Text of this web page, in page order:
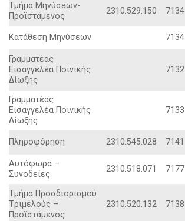
Tμήμα Mηνύσεων-
Προϊστάμενος
2310.529.150 7134
Kατάθεση Mηνύσεων 7134
Γραμματέας
Eισαγγελέα Ποινικής
Δίωξης
7132
Γραμματέας
Eισαγγελέα Ποινικής
Δίωξης
7133
Πληροφόρηση 2310.545.028 7141
Aυτόφωρα –
Συνοδείες
2310.518.071 7177
Tμήμα Προσδιορισμού
Tριμελούς –
Προϊστάμενος
2310.520.132 7138